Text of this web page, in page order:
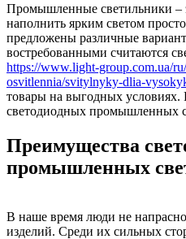
Промышленные светильники –
наполнить ярким светом
предложены различные
востребованными считаются
https://www.light-group.com.ua/
osvitlennia/svitylnyky-dlia-
товары на выгодных условиях.
светодиодных промышленных
Преимущества
промышленных
В наше время люди не
изделий. Среди их сильных